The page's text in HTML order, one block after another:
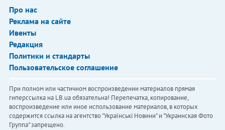
Про нас
Реклама на сайте
Ивенты
Редакция
Политики и стандарты
Пользовательское соглашение
При полном или частичном воспроизведении материалов прямая
гиперссылка на LB.ua обязательна! Перепечатка, копирование,
воспроизведение или иное использование материалов, в которых
содержится ссылка на агентство "Українськi Новини" и "Украинская Фото
Группа" запрещено.